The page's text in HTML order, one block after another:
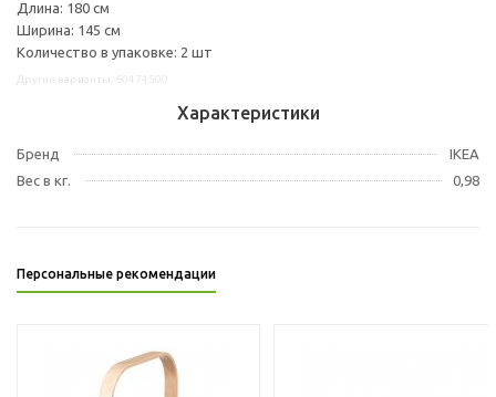
Длина: 180 см
Ширина: 145 см
Количество в упаковке: 2 шт
Характеристики
Бренд
IKEA
Вес в кг.
0,98
Персональные рекомендации